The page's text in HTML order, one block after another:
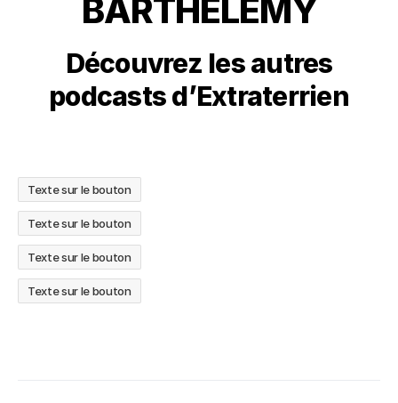
BARTHÉLÉMY
Découvrez les autres
podcasts d’Extraterrien
Texte sur le bouton
Texte sur le bouton
Texte sur le bouton
Texte sur le bouton